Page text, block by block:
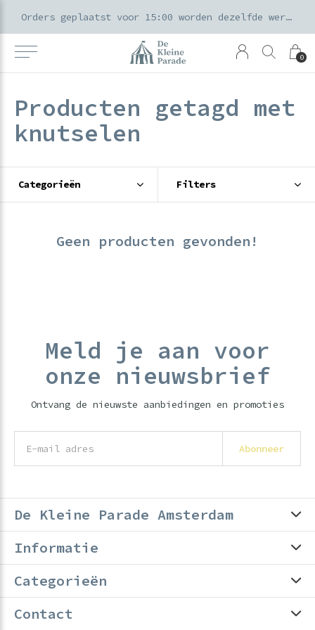
0
Orders geplaatst voor 15:00 worden dezelfde werkdag verzonden
Producten getagd met
knutselen
Categorieën Filters
Geen producten gevonden!
Meld je aan voor
onze nieuwsbrief
Ontvang de nieuwste aanbiedingen en promoties
Abonneer
De Kleine Parade Amsterdam
Informatie
Categorieën
Contact